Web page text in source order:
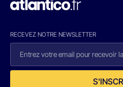
RECEVEZ NOTRE NEWSLETTER